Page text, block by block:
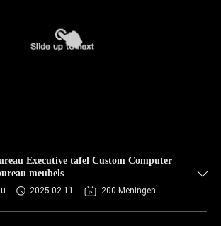
Executive tafel Custom Computer
meubels
2025-02-11 200 Meningen